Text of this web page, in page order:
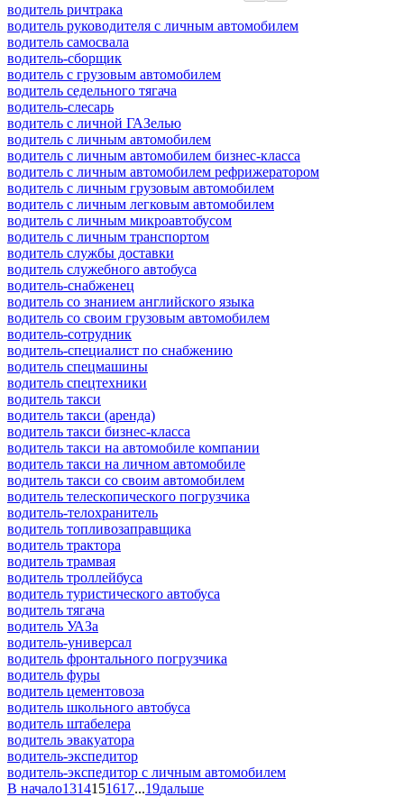
водитель ричтрака
водитель руководителя с личным автомобилем
водитель самосвала
водитель-сборщик
водитель с грузовым автомобилем
водитель седельного тягача
водитель-слесарь
водитель с личной ГАЗелью
водитель с личным автомобилем
водитель с личным автомобилем бизнес-класса
водитель с личным автомобилем рефрижератором
водитель с личным грузовым автомобилем
водитель с личным легковым автомобилем
водитель с личным микроавтобусом
водитель с личным транспортом
водитель службы доставки
водитель служебного автобуса
водитель-снабженец
водитель со знанием английского языка
водитель со своим грузовым автомобилем
водитель-сотрудник
водитель-специалист по снабжению
водитель спецмашины
водитель спецтехники
водитель такси
водитель такси (аренда)
водитель такси бизнес-класса
водитель такси на автомобиле компании
водитель такси на личном автомобиле
водитель такси со своим автомобилем
водитель телескопического погрузчика
водитель-телохранитель
водитель топливозаправщика
водитель трактора
водитель трамвая
водитель троллейбуса
водитель туристического автобуса
водитель тягача
водитель УАЗа
водитель-универсал
водитель фронтального погрузчика
водитель фуры
водитель цементовоза
водитель школьного автобуса
водитель штабелера
водитель эвакуатора
водитель-экспедитор
водитель-экспедитор c личным автомобилем
В начало1314151617...19дальше